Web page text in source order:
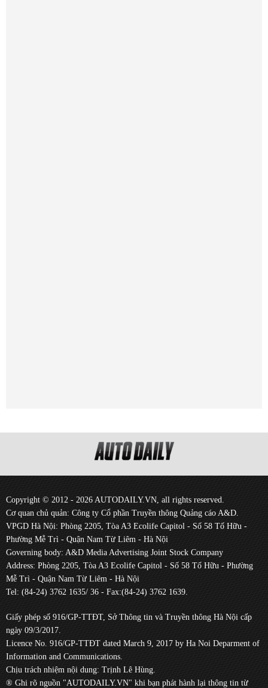
Copyright © 2012 - 2026 AUTODAILY.VN, all rights reserved.
Cơ quan chủ quản: Công ty Cổ phần Truyền thông Quảng cáo A&D.
VPGD Hà Nội: Phòng 2205, Tòa A3 Ecolife Capitol - Số 58 Tố Hữu -
Phường Mễ Trì - Quận Nam Từ Liêm - Hà Nội
Governing body: A&D Media Advertising Joint Stock Company
Address: Phòng 2205, Tòa A3 Ecolife Capitol - Số 58 Tố Hữu - Phường
Mễ Trì - Quận Nam Từ Liêm - Hà Nội
Tel: (84-24) 3762 1635/ 36 - Fax:(84-24) 3762 1639.
Giấy phép số 916/GP-TTĐT, Sở Thông tin và Truyền thông Hà Nội cấp
ngày 09/3/2017.
Licence No. 916/GP-TTĐT dated March 9, 2017 by Ha Noi Deparment of
Information and Communications.
Chịu trách nhiệm nội dung: Trịnh Lê Hùng.
® Ghi rõ nguồn "AUTODAILY.VN" khi bạn phát hành lại thông tin từ